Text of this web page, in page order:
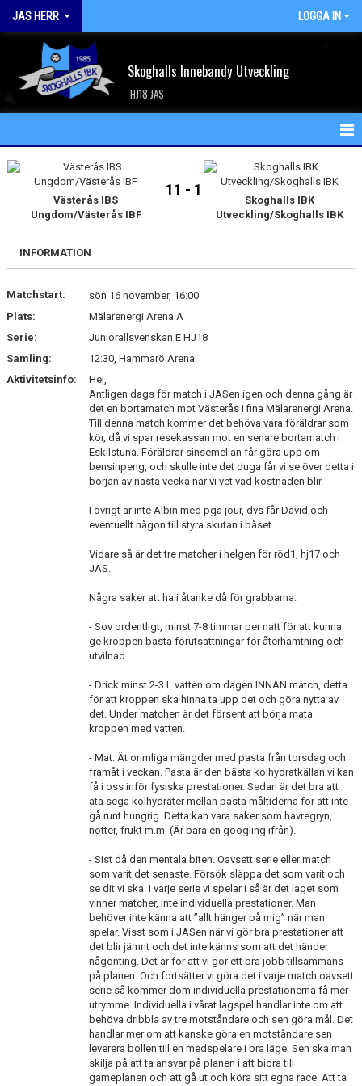
JAS HERR LOGGA IN
Skoghalls Innebandy Utveckling
HJ18 JAS
HEM
MATCHER
TRUPPEN
BILDGALLERI
Västerås IBS
Ungdom/Västerås IBF
11 - 1
Skoghalls IBK
Utveckling/Skoghalls IBK
INFORMATION
Matchstart:
sön 16 november, 16:00
Plats:
Mälarenergi Arena A
Serie:
Juniorallsvenskan E HJ18
Samling:
12:30, Hammarö Arena
Aktivitetsinfo:
Hej,
Äntligen dags för match i JASen igen och denna gång är
det en bortamatch mot Västerås i fina Mälarenergi Arena.
Till denna match kommer det behöva vara föräldrar som
kör, då vi spar resekassan mot en senare bortamatch i
Eskilstuna. Föräldrar sinsemellan får göra upp om
bensinpeng, och skulle inte det duga får vi se över detta i
början av nästa vecka när vi vet vad kostnaden blir.
I övrigt är inte Albin med pga jour, dvs får David och
eventuellt någon till styra skutan i båset.
Vidare så är det tre matcher i helgen för röd1, hj17 och
JAS.
Några saker att ha i åtanke då för grabbarna:
- Sov ordentligt, minst 7-8 timmar per natt för att kunna
ge kroppen bästa förutsättningar för återhämtning och
utvilnad.
- Drick minst 2-3 L vatten om dagen INNAN match, detta
för att kroppen ska hinna ta upp det och göra nytta av
det. Under matchen är det försent att börja mata
kroppen med vatten.
- Mat: Ät orimliga mängder med pasta från torsdag och
framåt i veckan. Pasta är den bästa kolhydratkällan vi kan
få i oss inför fysiska prestationer. Sedan är det bra att
äta sega kolhydrater mellan pasta måltiderna för att inte
gå runt hungrig. Detta kan vara saker som havregryn,
nötter, frukt m.m. (Är bara en googling ifrån).
- Sist då den mentala biten. Oavsett serie eller match
som varit det senaste. Försök släppa det som varit och
se dit vi ska. I varje serie vi spelar i så är det laget som
vinner matcher, inte individuella prestationer. Man
behöver inte känna att ”allt hänger på mig” när man
spelar. Visst som i JASen när vi gör bra prestationer att
det blir jämnt och det inte känns som att det händer
någonting. Det är för att vi gör ett bra jobb tillsammans
på planen. Och fortsätter vi göra det i varje match oavsett
serie så kommer dom individuella prestationerna få mer
utrymme. Individuella i vårat lagspel handlar inte om att
behöva dribbla av tre motståndare och sen göra mål. Det
handlar mer om att kanske göra en motståndare sen
leverera bollen till en medspelare i bra läge. Sen ska man
skilja på att ta ansvar på planen i att bidra till
gameplanen och att gå ut och köra sitt egna race. Att ta